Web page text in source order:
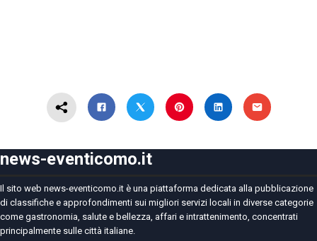
news-eventicomo.it
Il sito web news-eventicomo.it è una piattaforma dedicata alla pubblicazione
di classifiche e approfondimenti sui migliori servizi locali in diverse categorie
come gastronomia, salute e bellezza, affari e intrattenimento, concentrati
principalmente sulle città italiane.